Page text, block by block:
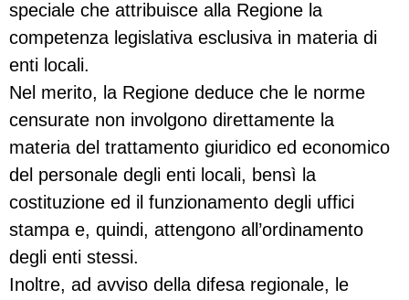
speciale che attribuisce alla Regione la
competenza legislativa esclusiva in materia di
enti locali.
Nel merito, la Regione deduce che le norme
censurate non involgono direttamente la
materia del trattamento giuridico ed economico
del personale degli enti locali, bensì la
costituzione ed il funzionamento degli uffici
stampa e, quindi, attengono all’ordinamento
degli enti stessi.
Inoltre, ad avviso della difesa regionale, le